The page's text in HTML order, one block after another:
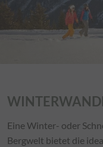
Eine Winter- oder
Bergwelt bietet die